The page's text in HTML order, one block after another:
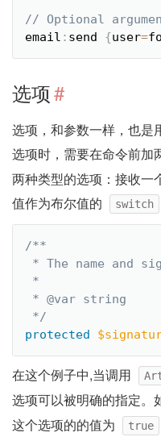
email : send {user=
选项#
选项，和参数一样，也是
选项时，需要在命令前加
两种类型的选项：接收一
值作为布尔值的
switch
/**
* The name and
*
* @var string
*/
protected
在这个例子中,当调用
选项可以被明确的指定。
这个选项的的值为
true